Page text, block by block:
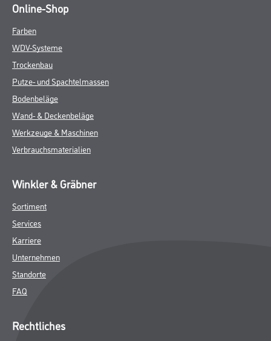
Online-Shop
Farben
WDV-Systeme
Trockenbau
Putze- und Spachtelmassen
Bodenbeläge
Wand- & Deckenbeläge
Werkzeuge & Maschinen
Verbrauchsmaterialien
Winkler & Gräbner
Sortiment
Services
Karriere
Unternehmen
Standorte
FAQ
Rechtliches